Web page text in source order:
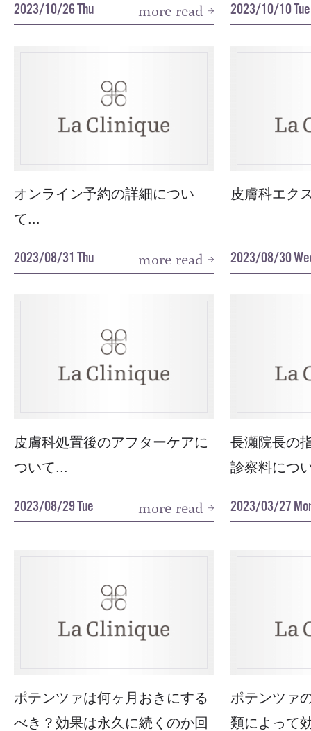
2023/10/26 Thu more read 2023/10/10 Tue
オンライン予約の詳細につい
て...
2023/08/31 Thu more read
皮膚科エク
2023/08/30
皮膚科処置後のアフターケアに
ついて...
2023/08/29 Tue more read
長瀬院長の
診察料につ
2023/03/27
ポテンツァは何ヶ月おきにする
べき？効果は永久に続くのか回
ポテンツァ
類によって